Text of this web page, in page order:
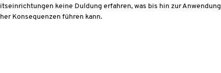
keine Duldung erfahren, was bis hin zur Anwendung
Konsequenzen führen kann.